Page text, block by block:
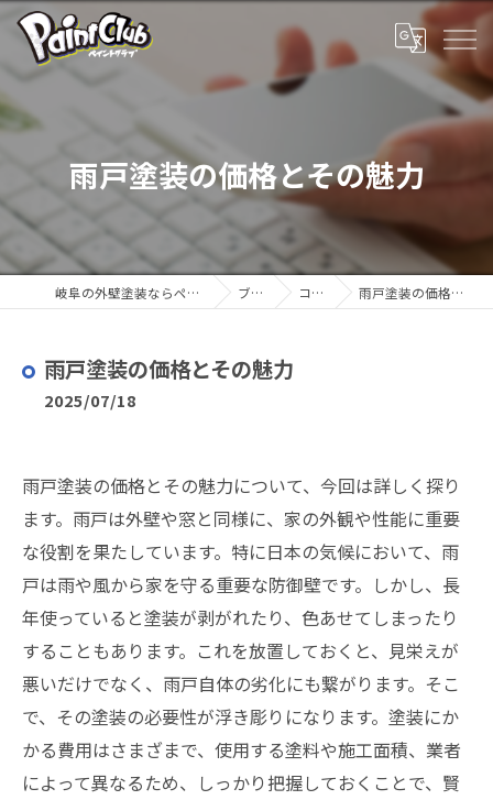
雨戸塗装の価格とその魅力
岐阜の外壁塗装ならペイントクラブ ブログ コラム 雨戸塗装の価格とその魅力
雨戸塗装の価格とその魅力
2025/07/18
雨戸塗装の価格とその魅力について、今回は詳しく探り
ます。雨戸は外壁や窓と同様に、家の外観や性能に重要
な役割を果たしています。特に日本の気候において、雨
戸は雨や風から家を守る重要な防御壁です。しかし、長
年使っていると塗装が剥がれたり、色あせてしまったり
することもあります。これを放置しておくと、見栄えが
悪いだけでなく、雨戸自体の劣化にも繋がります。そこ
で、その塗装の必要性が浮き彫りになります。塗装にか
かる費用はさまざまで、使用する塗料や施工面積、業者
によって異なるため、しっかり把握しておくことで、賢